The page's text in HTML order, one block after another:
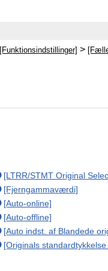
[Funktionsindstillinger] >
[LTRR/STMT Original
[Fjerngammaværdi]
[Auto-online]
[Auto-offline]
[Auto indst. af Blandede
[Originals